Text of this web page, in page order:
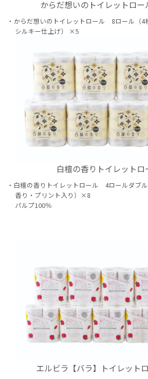
からだ想いのトイレットロ
からだ想いのトイレットロール 8ロール（4
シルキー仕上げ） ×5
白檀の香りトイレット
白檀の香りトイレットロール 4ロールダブ
香り・プリント入り）×8
パルプ100％
エルビラ【バラ】トイレット